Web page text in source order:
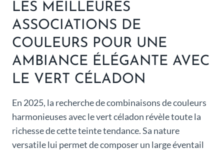
LES MEILLEURES
ASSOCIATIONS DE
COULEURS POUR UNE
AMBIANCE ÉLÉGANTE AVEC
LE VERT CÉLADON
En 2025, la recherche de combinaisons de couleurs
harmonieuses avec le vert céladon révèle toute la
richesse de cette teinte tendance. Sa nature
versatile lui permet de composer un large éventail